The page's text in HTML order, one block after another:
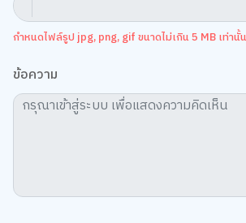
กำหนดไฟล์รูป jpg, png, gif ขนาดไม่เกิน 5 MB เท่านั้น
ข้อความ